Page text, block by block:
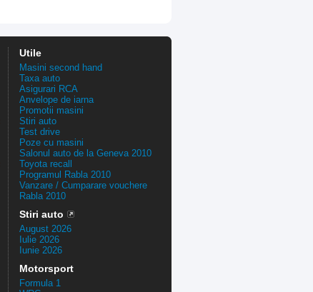
Utile
Masini second hand
Taxa auto
Asigurari RCA
Anvelope de iarna
Promotii masini
Stiri auto
Test drive
Poze cu masini
Salonul auto de la Geneva 2010
Toyota recall
Programul Rabla 2010
Vanzare / Cumparare vouchere
Rabla 2010
Stiri auto
August 2026
Iulie 2026
Iunie 2026
Motorsport
Formula 1